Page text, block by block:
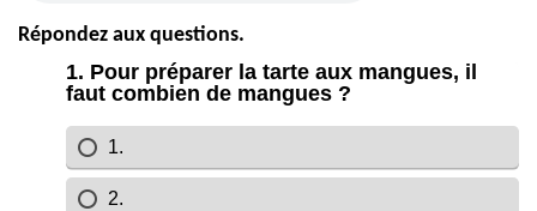
Répondez aux questions.